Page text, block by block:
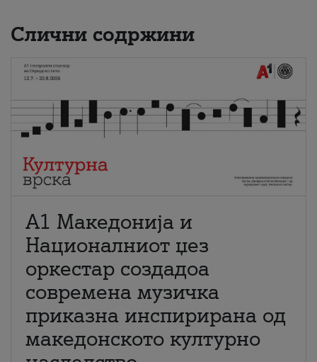
Слични содржини
А1 Македонија и
Националниот џез
оркестар создадоа
современа музичка
приказна инспирирана од
македонското културно